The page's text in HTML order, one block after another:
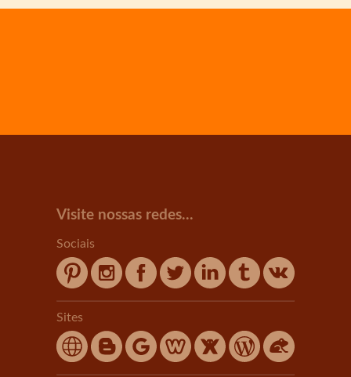
Visite nossas redes...
Sociais
Sites